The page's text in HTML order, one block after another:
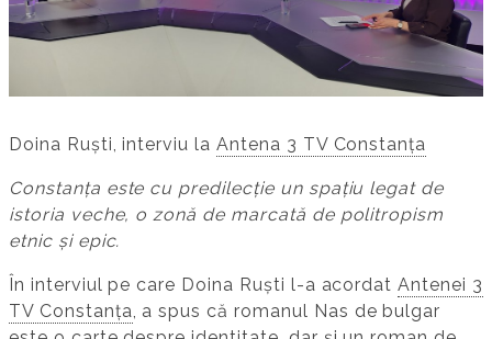
Doina Ruști, interviu la Antena 3 TV Constanța
Constanța este cu predilecție un spațiu legat de
istoria veche, o zonă de marcată de politropism
etnic și epic.
În interviul pe care Doina Ruști l-a acordatAntenei 3
TV Constanța, a spus că romanul Nas de bulgar